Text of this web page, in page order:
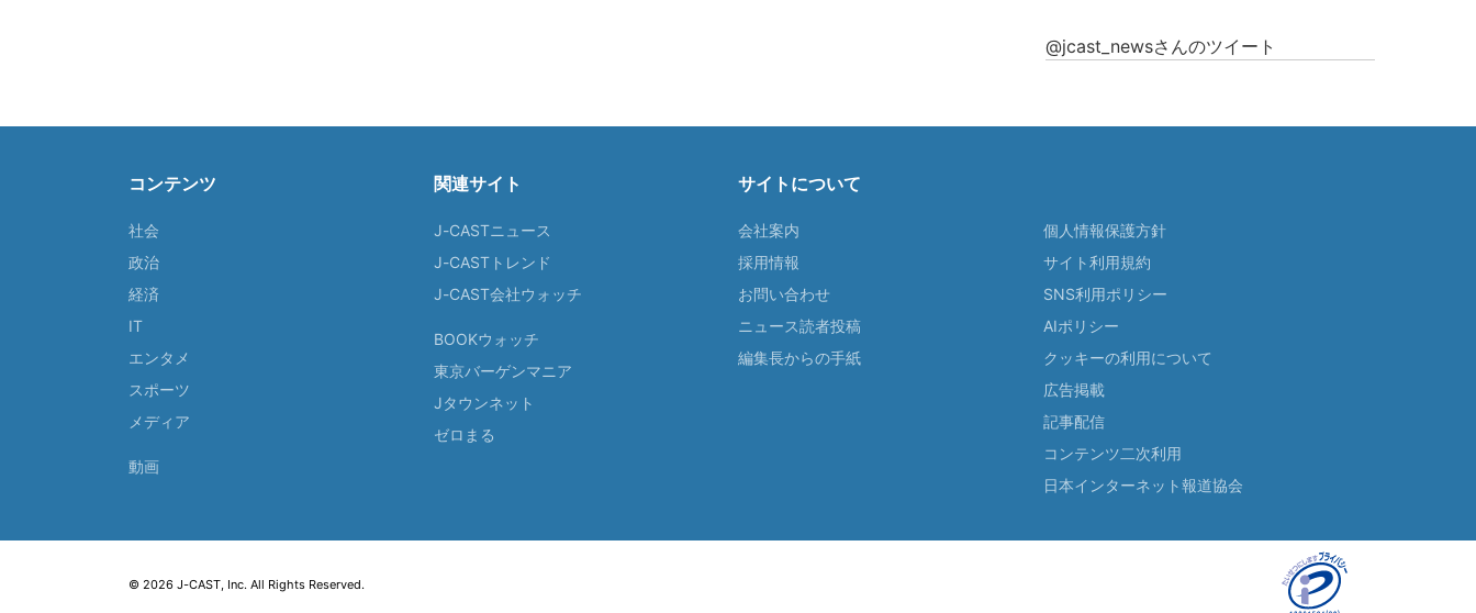
@jcast_newsさんのツイート
コンテンツ
社会
政治
経済
IT
エンタメ
スポーツ
メディア
動画
関連サイト
J-CASTニュース
J-CASTトレンド
J-CAST会社ウォッチ
BOOKウォッチ
東京バーゲンマニア
Jタウンネット
ゼロまる
サイトについて
会社案内
採用情報
お問い合わせ
ニュース読者投稿
編集長からの手紙
個人情報保護方針
サイト利用規約
SNS利用ポリシー
AIポリシー
クッキーの利用について
広告掲載
記事配信
コンテンツ二次利用
日本インターネット報道協会
© 2026 J-CAST, Inc. All Rights Reserved.